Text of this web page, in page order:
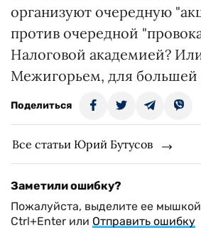
организуют очередную
против очередной
Налоговой академией?
Межигорьем, для большей
Поделиться
Все статьи Юрий Бутусов
Заметили ошибку?
Пожалуйста, выделите ее
Ctrl+Enter или Отправить ошибку